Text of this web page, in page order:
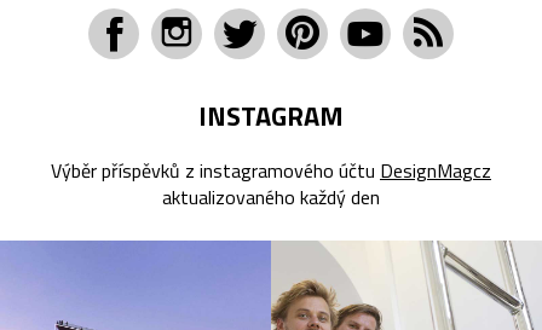
INSTAGRAM
Výběr příspěvků z instagramového účtu DesignMagcz
aktualizovaného každý den